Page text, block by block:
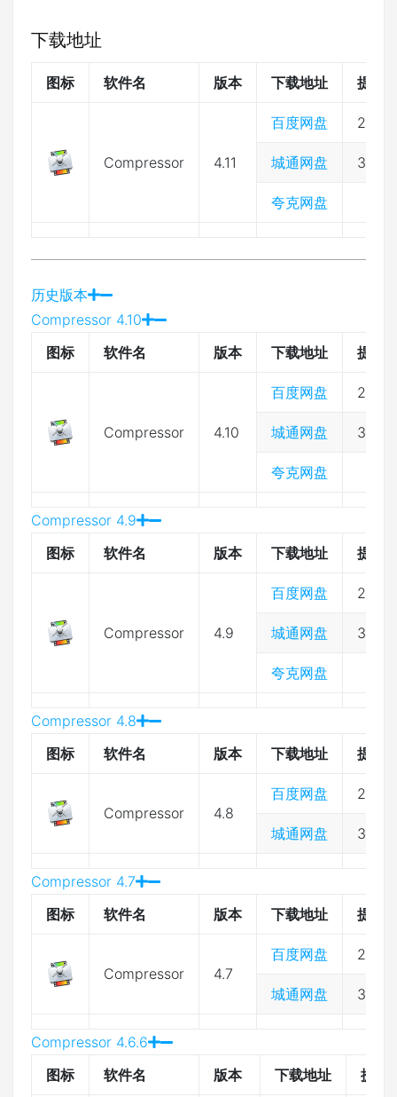
下载地址
图标 软件名 版本 下载地址 提取
Compressor 4.11
百度网盘 2333
城通网盘
夸克网盘
历史版本
Compressor 4.10
图标
软件名 版本 下载地址 提取
Compressor 4.10
百度网盘 2333
城通网盘
夸克网盘
Compressor 4.9
图标
软件名 版本 下载地址 提取
Compressor 4.9
百度网盘 2333
城通网盘
夸克网盘
Compressor 4.8
图标
软件名 版本 下载地址 提取
Compressor 4.8
百度网盘 2333
城通网盘
Compressor 4.7
图标
软件名 版本 下载地址 提取
Compressor 4.7
百度网盘 2333
城通网盘
Compressor 4.6.6
图标
软件名 版本 下载地址 提取